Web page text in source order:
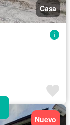
Casa
Nuevo